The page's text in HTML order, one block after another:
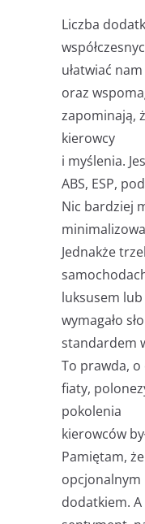
Liczba
ułatwiać
oraz
zapominają,
kierowcy
i myślenia.
ABS, ESP,
Nic bardziej
Jednakże
luksusem lub
wymagało
standardem
To prawda, o
fiaty,
pokolenia
kierowców
Pamiętam,
opcjonalnym
dodatkiem.